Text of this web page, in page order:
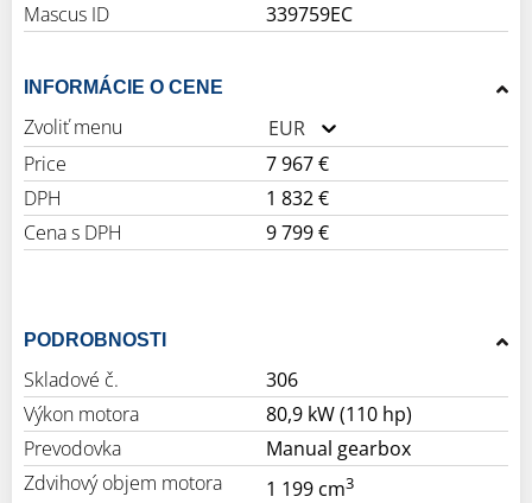
Mascus ID
339759EC
INFORMÁCIE O CENE
Zvoliť menu
EUR
Price
7 967 €
DPH
1 832 €
Cena s DPH
9 799 €
PODROBNOSTI
Skladové č.
306
Výkon motora
80,9 kW (110 hp)
Prevodovka
Manual gearbox
Zdvihový objem motora
1 199 cm3